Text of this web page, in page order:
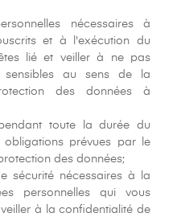
nécessaires à
et à l'exécution du
lié et veiller à ne pas
au sens de la
des données à
toute la durée du
obligations prévues par le
des données;
sécurité nécessaires à la
personnelles qui vous
à la confidentialité de